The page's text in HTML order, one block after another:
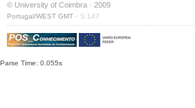
© University of Coimbra · 2009
Portugal/WEST GMT · S:147
Parse Time: 0.055s